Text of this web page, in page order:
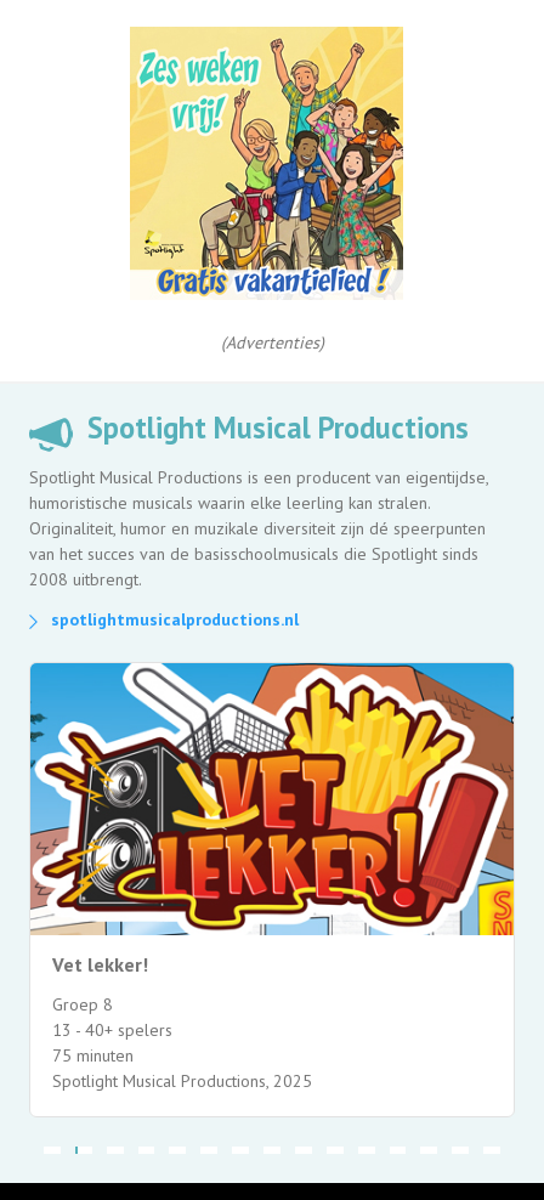
(Advertenties)
Spotlight Musical Productions
Spotlight Musical Productions is een producent van eigentijdse,
humoristische musicals waarin elke leerling kan stralen.
Originaliteit, humor en muzikale diversiteit zijn dé speerpunten
van het succes van de basisschoolmusicals die Spotlight sinds
2008 uitbrengt.
spotlightmusicalproductions.nl
Vet lekker!
Groep 8
13 - 40+ spelers
75 minuten
Spotlight Musical Productions, 2025